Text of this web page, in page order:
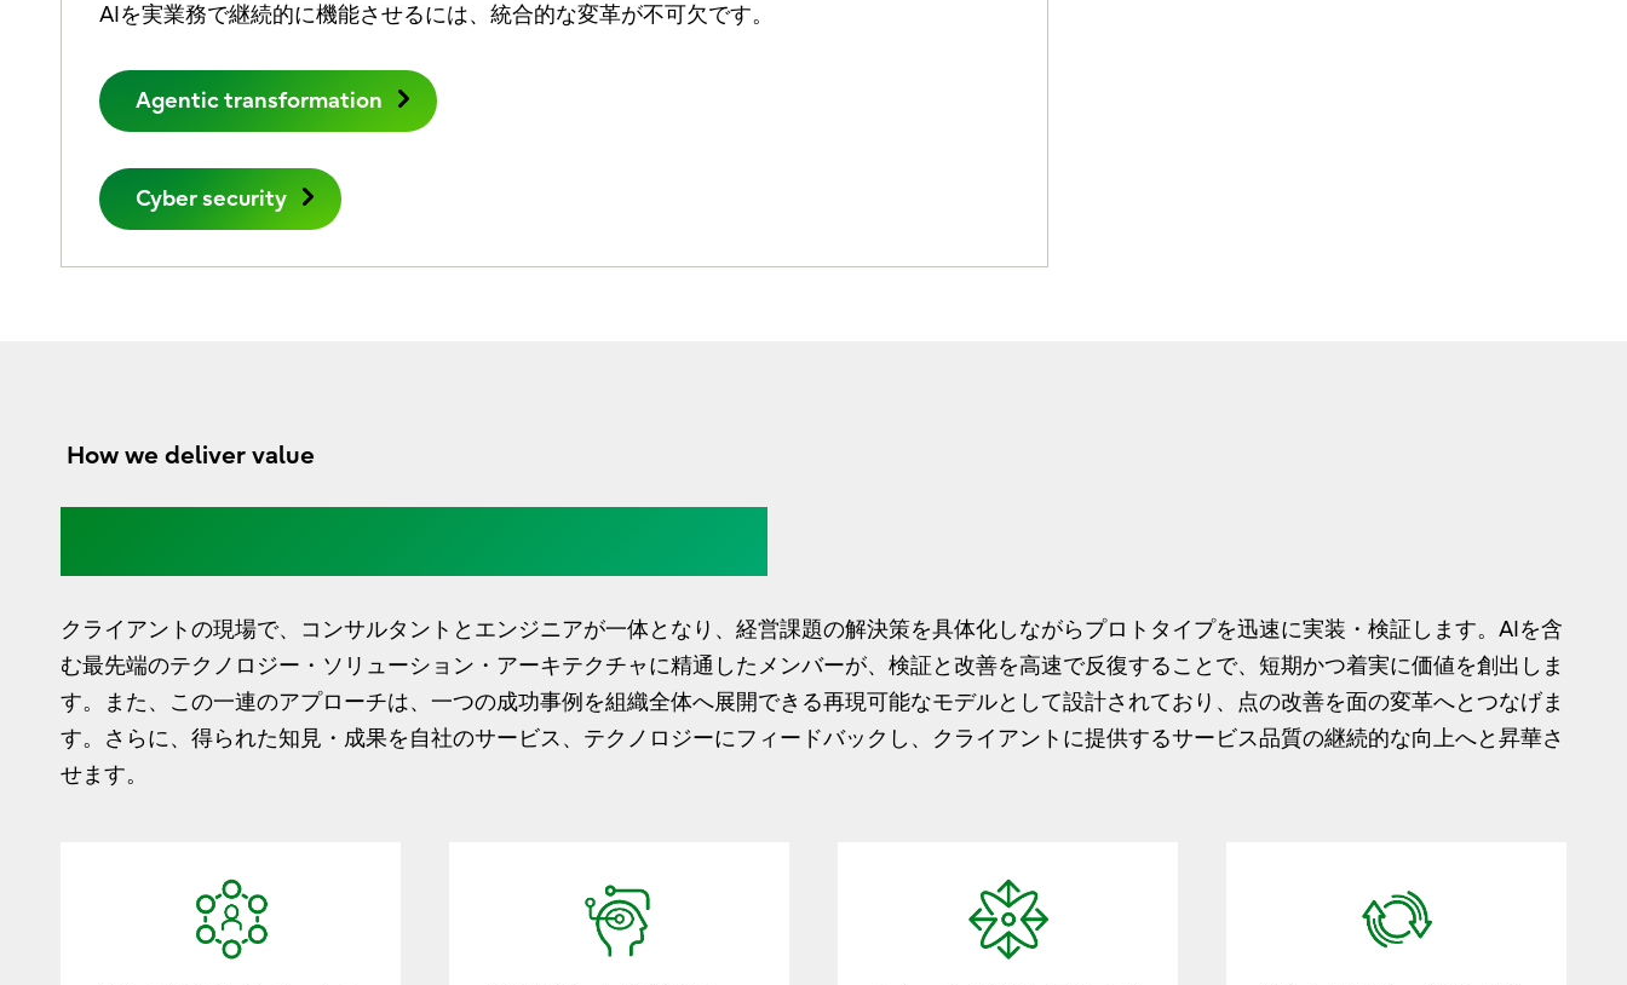
AIを実業務で継続的に機能させるには、統合的な変革が不可欠です。
Agentic transformation
Cyber security
How we deliver value
クライアントの現場で、コンサルタントとエンジニアが一体となり、経営課題の解決策を具体化しながらプロトタイプを迅速に実装・検証します。AIを含
む最先端のテクノロジー・ソリューション・アーキテクチャに精通したメンバーが、検証と改善を高速で反復することで、短期かつ着実に価値を創出しま
す。また、この一連のアプローチは、一つの成功事例を組織全体へ展開できる再現可能なモデルとして設計されており、点の改善を面の変革へとつなげま
す。さらに、得られた知見・成果を自社のサービス、テクノロジーにフィードバックし、クライアントに提供するサービス品質の継続的な向上へと昇華さ
せます。